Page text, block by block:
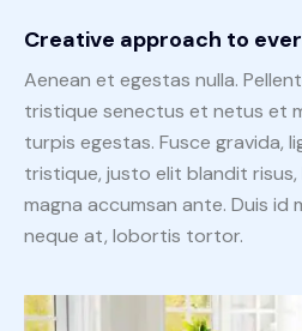
Creative approach to
Aenean et egestas nulla.
tristique senectus et netus et
turpis egestas. Fusce gravida,
tristique, justo elit blandit
magna accumsan ante. Duis id
neque at, lobortis tortor.